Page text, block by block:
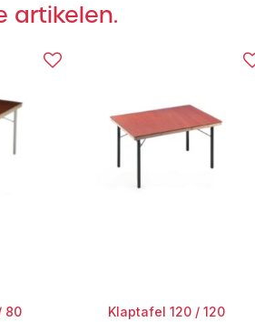
– snel te plaatsen en op te bergen
stabiel en stevig
elegante stoelen, servies en decoratie
te maken. Meer ronde tafels nodig?
artikelen.
80 Klaptafel 120 / 120